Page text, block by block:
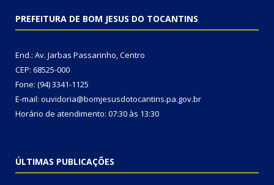
PREFEITURA DE BOM JESUS DO TOCANTINS
End.: Av. Jarbas Passarinho, Centro
CEP: 68525-000
Fone: (94) 3341-1125
E-mail: ouvidoria@bomjesusdotocantins.pa.gov.br
Horário de atendimento: 07:30 às 13:30
ÚLTIMAS PUBLICAÇÕES